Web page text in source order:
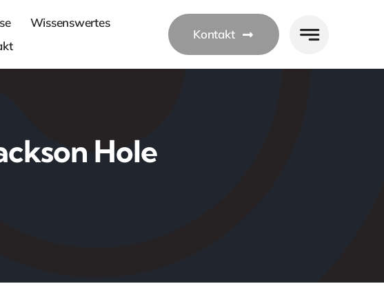
Wissenswertes
Kontakt
Hole